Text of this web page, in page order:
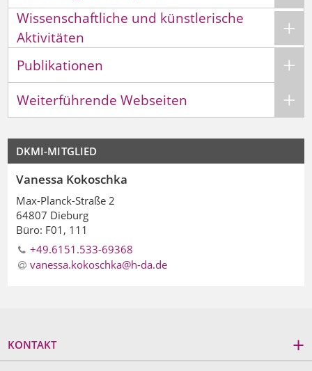
Wissenschaftliche und künstlerische
Aktivitäten
Publikationen
Weiterführende Webseiten
DKMI-MITGLIED
Vanessa Kokoschka
Max-Planck-Straße 2
64807 Dieburg
Büro: F01, 111
+49.6151.533-69368
vanessa.kokoschka@h-da.de
KONTAKT